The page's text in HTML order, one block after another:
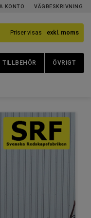
KONTO VÄGBESKRIVNING
FAVORITER:
Priser visas exkl. moms
TILLBEHÖR ÖVRIGT